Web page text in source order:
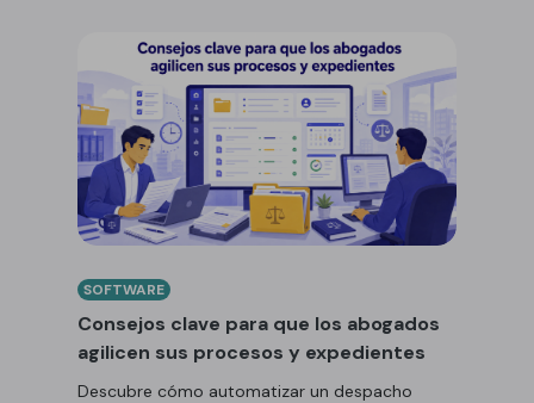
SOFTWARE
Consejos clave para que los abogados
agilicen sus procesos y expedientes
Descubre cómo automatizar un despacho